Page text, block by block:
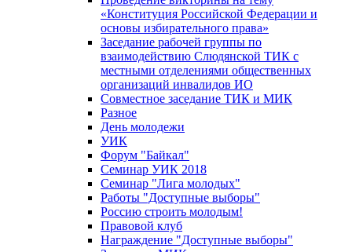
«Конституция Российской Федерации и
основы избирательного права»
Заседание рабочей группы по
взаимодействию Слюдянской ТИК с
местными отделениями общественных
организаций инвалидов ИО
Совместное заседание ТИК и МИК
Разное
День молодежи
УИК
Форум "Байкал"
Семинар УИК 2018
Семинар "Лига молодых"
Работы "Доступные выборы"
Россию строить молодым!
Правовой клуб
Награждение "Доступные выборы"